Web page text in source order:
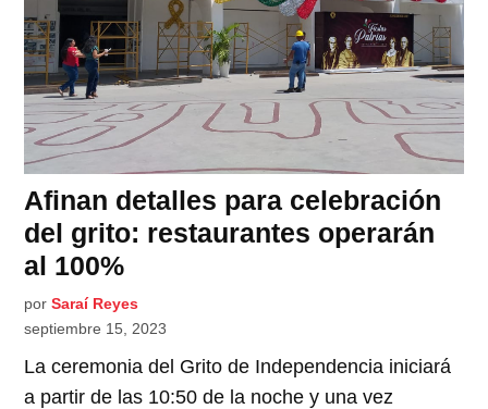
Afinan detalles para celebración
del grito: restaurantes operarán
al 100%
por Saraí Reyes
septiembre 15, 2023
La ceremonia del Grito de Independencia iniciará
a partir de las 10:50 de la noche y una vez